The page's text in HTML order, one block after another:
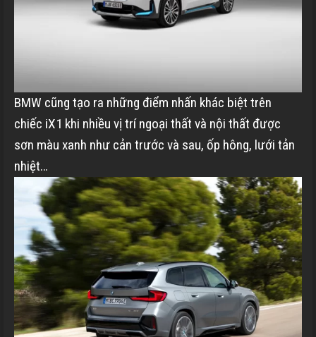
BMW cũng tạo ra những điểm nhấn khác biệt trên
chiếc iX1 khi nhiều vị trí ngoại thất và nội thất được
sơn màu xanh như cản trước và sau, ốp hông, lưới tản
nhiệt…